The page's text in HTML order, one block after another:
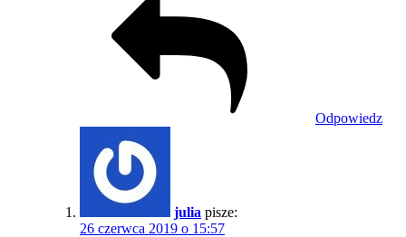
Odpowiedz
julia pisze:
26 czerwca 2019 o 15:57